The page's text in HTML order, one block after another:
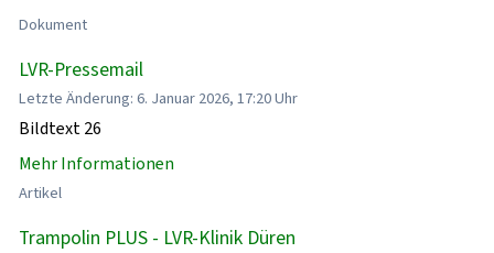
Dokument
LVR-Pressemail
Letzte Änderung: 6. Januar 2026, 17:20 Uhr
Bildtext 26
Mehr Informationen
Artikel
Trampolin PLUS - LVR-Klinik Düren